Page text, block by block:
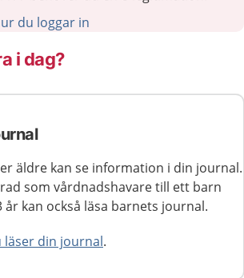
du loggar in
i dag?
äldre kan se information i din journal.
som vårdnadshavare till ett barn
år kan också läsa barnets journal.
läser din journal.